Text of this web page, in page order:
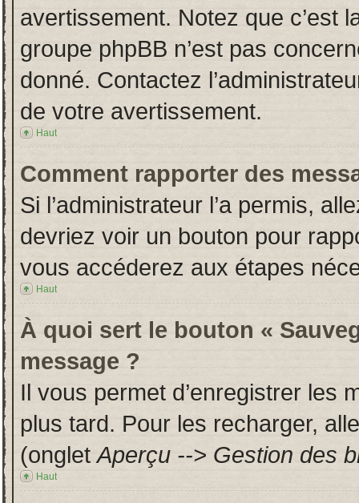
avertissement. Notez que c’est
groupe phpBB n’est pas
donné. Contactez
de votre avertissement.
Haut
Comment rapporter des
Si l’administrateur l’a permis,
devriez voir un bouton pour
vous accéderez aux étapes
Haut
À quoi sert le bouton «
message ?
Il vous permet d’enregistrer les
plus tard. Pour les recharger,
(ongletAperçu --> Gestion des
Haut